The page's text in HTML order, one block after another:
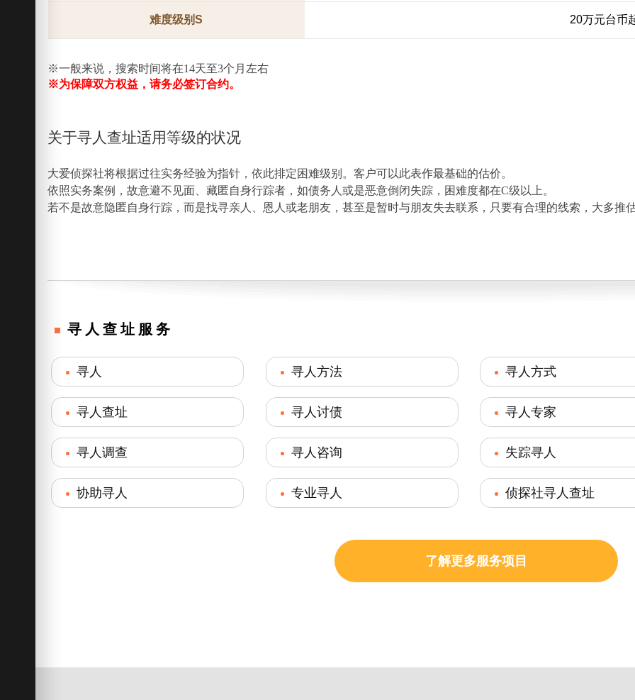
难度级别S 20万元台币
※一般来说，搜索时间将在14天至3个月左右
※为保障双方权益，请务必签订合约。
关于寻人查址适用等级的状况
大爱侦探社将根据过往实务经验为指针，依此排定困难级别。客户可以此表作最基础的估价。
依照实务案例，故意避不见面、藏匿自身行踪者，如债务人或是恶意倒闭失踪，困难度都在C级以上。
若不是故意隐匿自身行踪，而是找寻亲人、恩人或老朋友，甚至是暂时与朋友失去联系，只要有合理的线索，大多推
寻人查址服务
寻人 寻人方法 寻人方式
寻人查址 寻人讨债 寻人专家
寻人调查 寻人咨询 失踪寻人
协助寻人 专业寻人 侦探社寻人查址
了解更多服务项目